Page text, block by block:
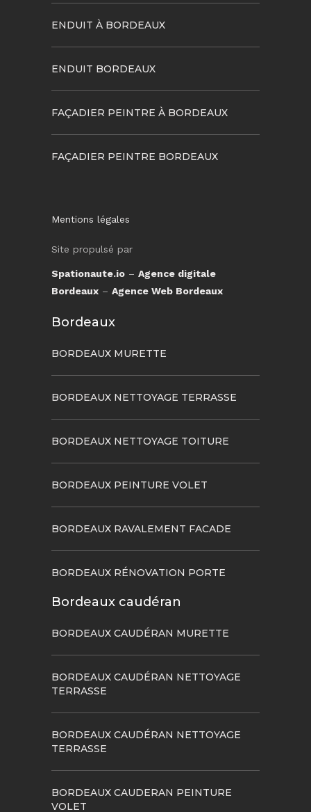
ENDUIT À BORDEAUX
ENDUIT BORDEAUX
FAÇADIER PEINTRE À BORDEAUX
FAÇADIER PEINTRE BORDEAUX
Mentions légales
Site propulsé par
Spationaute.io – Agence digitale
Bordeaux – Agence Web Bordeaux
Bordeaux
BORDEAUX MURETTE
BORDEAUX NETTOYAGE TERRASSE
BORDEAUX NETTOYAGE TOITURE
BORDEAUX PEINTURE VOLET
BORDEAUX RAVALEMENT FACADE
BORDEAUX RÉNOVATION PORTE
Bordeaux caudéran
BORDEAUX CAUDÉRAN MURETTE
BORDEAUX CAUDÉRAN NETTOYAGE
TERRASSE
BORDEAUX CAUDÉRAN NETTOYAGE
TERRASSE
BORDEAUX CAUDERAN PEINTURE
VOLET